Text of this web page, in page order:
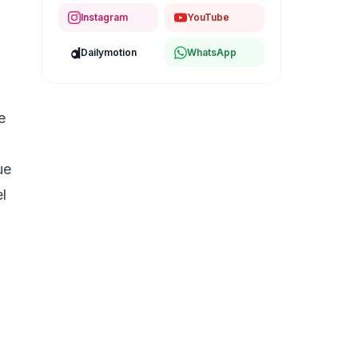
Instagram YouTube
Dailymotion WhatsApp